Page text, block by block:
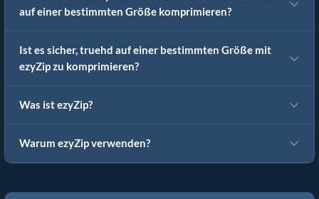
auf einer bestimmten Größe komprimieren?
Ist es sicher, truehd auf einer bestimmten Größe mit
ezyZip zu komprimieren?
Was ist ezyZip?
Warum ezyZip verwenden?